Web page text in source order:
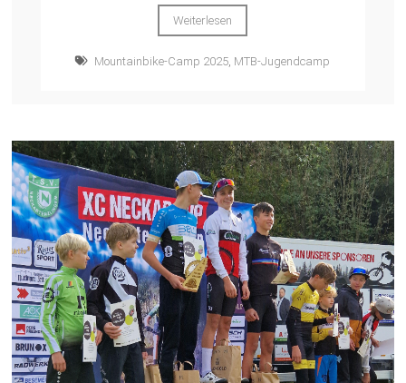
Weiterlesen
Mountainbike-Camp 2025, MTB-Jugendcamp